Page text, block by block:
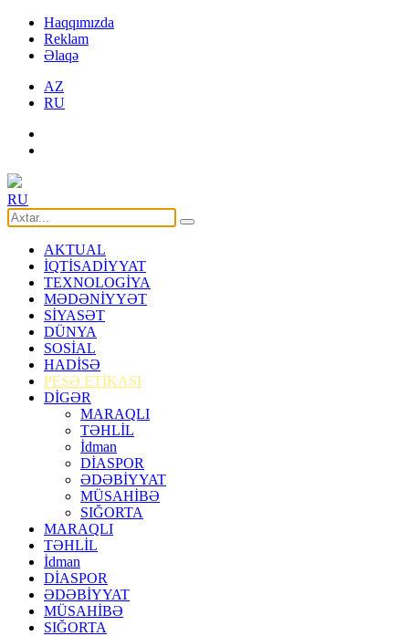
Haqqımızda
Reklam
Əlaqə
AZ
RU
RU
AKTUAL
İQTİSADİYYAT
TEXNOLOGİYA
MƏDƏNİYYƏT
SİYASƏT
DÜNYA
SOSİAL
HADİSƏ
PEŞƏ ETİKASI
DİGƏR
MARAQLI
TƏHLİL
İdman
DİASPOR
ƏDƏBİYYAT
MÜSAHİBƏ
SIĞORTA
MARAQLI
TƏHLİL
İdman
DİASPOR
ƏDƏBİYYAT
MÜSAHİBƏ
SIĞORTA